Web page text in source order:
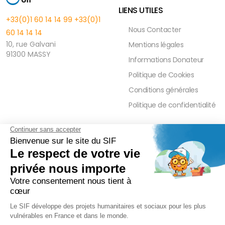
+33(0)1 60 14 14 99 +33(0)1
60 14 14 14
10, rue Galvani
91300 MASSY
LIENS UTILES
Nous Contacter
Mentions légales
Informations Donateur
Politique de Cookies
Conditions générales
Politique de confidentialité
FAQ
Réduction Fiscale
Ramadan 2026
Zakât Al Maal
Intérêts Bancaires
Parrainage Individuel
PRESSE ET PARTENAIRE
Contact Presse
Communiqués de Presse
Actualités Presse